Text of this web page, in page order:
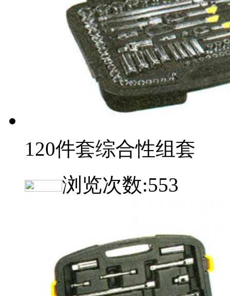
120件套综合性组套
浏览次数:553